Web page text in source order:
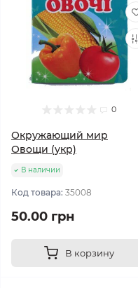
0
Окружающий мир
Овощи (укр)
В наличии
Код товара: 35008
50.00 грн
В корзину